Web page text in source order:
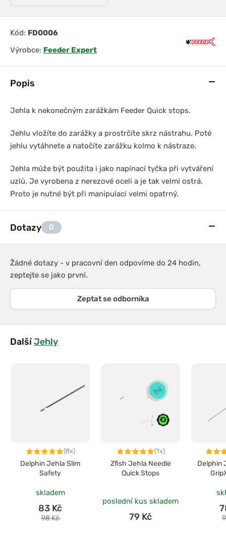
Popis
Jehla k nekonečným zarážkám Feeder Quick stops.
Jehlu vložíte do zarážky a prostrčíte skrz nástrahu. Poté
jehlu vytáhnete a natočíte zarážku kolmo k nástraze.
Jehla může být použita i jako napínací tyčka při vytváření
uzlů. Je vyrobena z nerezové oceli a je tak velmi ostrá.
Proto je nutné být při manipulaci velmi opatrný.
Dotazy 0
Žádné dotazy - v pracovní den odpovíme do 24 hodin,
zeptejte se jako první.
Zeptat se odborníka
DalšíJehly
(8x)
Delphin Jehla Slim
Safety
skladem
83 Kč
98 Kč
(1x)
Zfish Jehla Needle
Quick Stops
poslední kus skladem
79 Kč
Delphin
Kód: FD0006
Výrobce: Feeder Expert